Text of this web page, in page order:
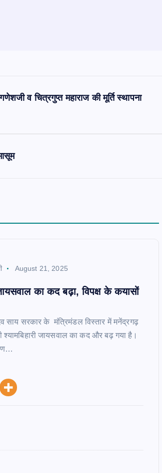
व चित्रगुप्त महाराज की मूर्ति स्थापना
August 21, 2025
का कद बढ़ा, विपक्ष के कयासों
साय सरकार के मंत्रिमंडल विस्तार में मनेंद्रगढ़
जायसवाल का कद और बढ़ गया है।